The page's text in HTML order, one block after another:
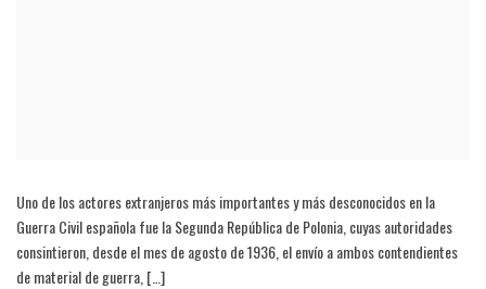
Uno de los actores extranjeros más importantes y más desconocidos en la
Guerra Civil española fue la Segunda República de Polonia, cuyas autoridades
consintieron, desde el mes de agosto de 1936, el envío a ambos contendientes
de material de guerra, […]